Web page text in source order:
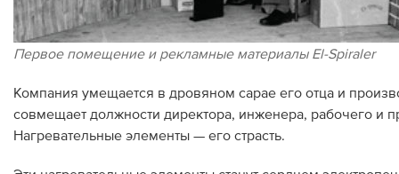
Первое помещение и рекламные материалы El-Spiraler
Компания умещается в дровяном сарае его отца и
совмещает должности директора, инженера, рабочего и
Нагревательные элементы — его страсть.